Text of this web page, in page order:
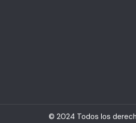
© 2024 Todos los